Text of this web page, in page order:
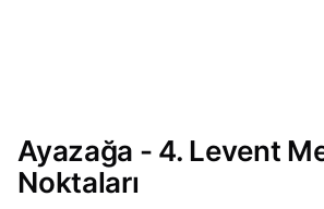
Ayazağa - 4. Levent
Noktaları